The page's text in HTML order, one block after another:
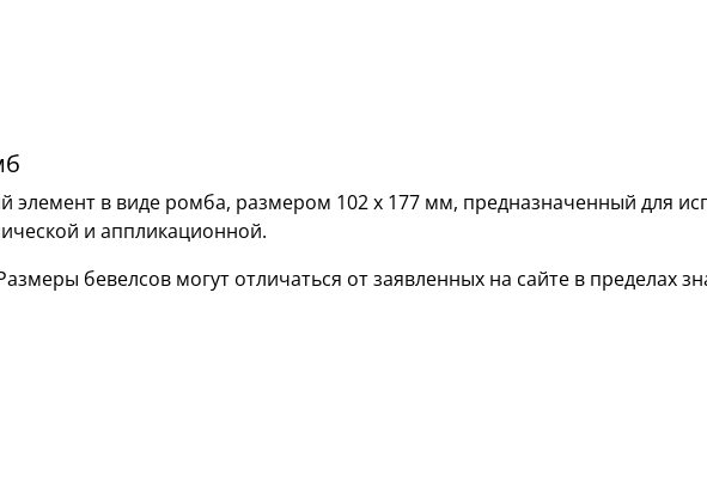
элемент в виде ромба, размером 102 х 177 мм, предназначенный для
и аппликационной.
бевелсов могут отличаться от заявленных на сайте в пределах